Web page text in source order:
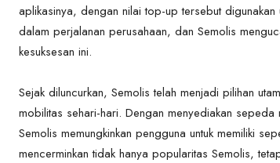
aplikasinya, dengan nilai top-up tersebut
dalam perjalanan perusahaan, dan Semolis
kesuksesan ini.
Sejak diluncurkan, Semolis telah menjadi pilihan
mobilitas sehari-hari. Dengan menyediakan
Semolis memungkinkan pengguna untuk memiliki
mencerminkan tidak hanya popularitas Semolis,